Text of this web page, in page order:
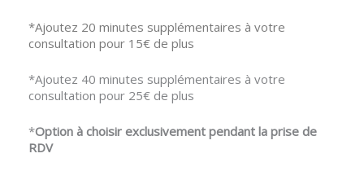
*Ajoutez 20 minutes supplémentaires à votre
consultation pour 15€ de plus
*Ajoutez 40 minutes supplémentaires à votre
consultation pour 25€ de plus
*Option à choisir exclusivement pendant la prise de
RDV